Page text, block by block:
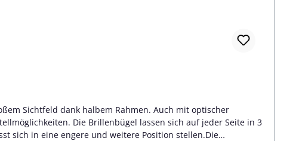
Sichtfeld dank halbem Rahmen. Auch mit optischer
Die Brillenbügel lassen sich auf jeder Seite in 3
sich in eine engere und weitere Position stellen.Die